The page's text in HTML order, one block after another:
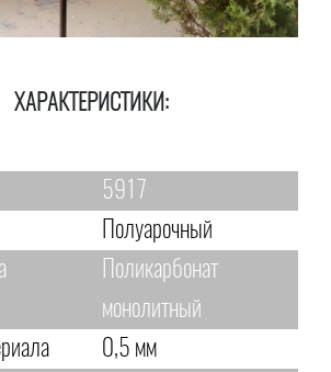
ХАРАКТЕРИСТИКИ:
5917
Полуарочный
Поликарбонат
монолитный
0,5 мм